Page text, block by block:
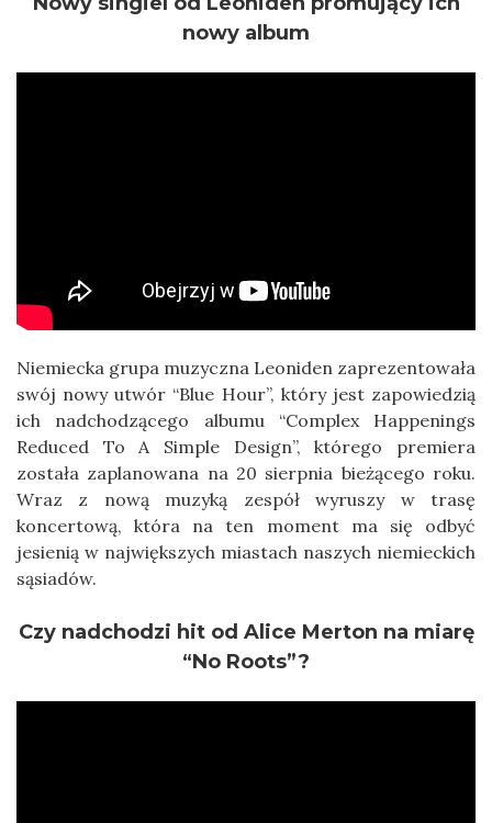
nowy album
Niemiecka grupa muzyczna Leoniden zaprezentowała
swój nowy utwór “Blue Hour”, który jest zapowiedzią
ich nadchodzącego albumu “Complex Happenings
Reduced To A Simple Design”, którego premiera
została zaplanowana na 20 sierpnia bieżącego roku.
Wraz z nową muzyką zespół wyruszy w trasę
koncertową, która na ten moment ma się odbyć
jesienią w największych miastach naszych niemieckich
sąsiadów.
Czy nadchodzi hit od Alice Merton na miarę
“No Roots”?